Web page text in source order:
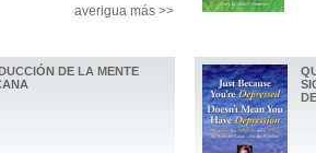
averigua más >>
DE LA MENTE